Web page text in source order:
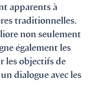
apparents à
traditionnelles.
non seulement
également les
les objectifs de
dialogue avec les